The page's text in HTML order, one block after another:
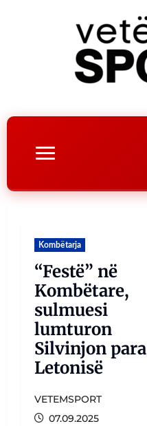
Kombëtarja
“Festë” në
Kombëtare,
sulmuesi
lumturon
Silvinjon para
Letonisë
VETEMSPORT
07.09.2025